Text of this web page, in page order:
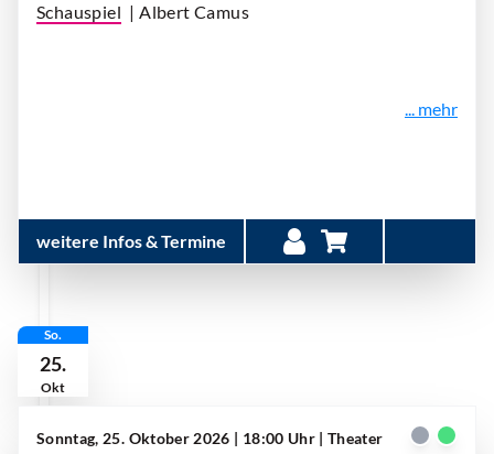
Schauspiel | Albert Camus
... mehr
weitere Infos & Termine
So.
25.
Okt
Sonntag, 25. Oktober 2026 | 18:00 Uhr | Theater